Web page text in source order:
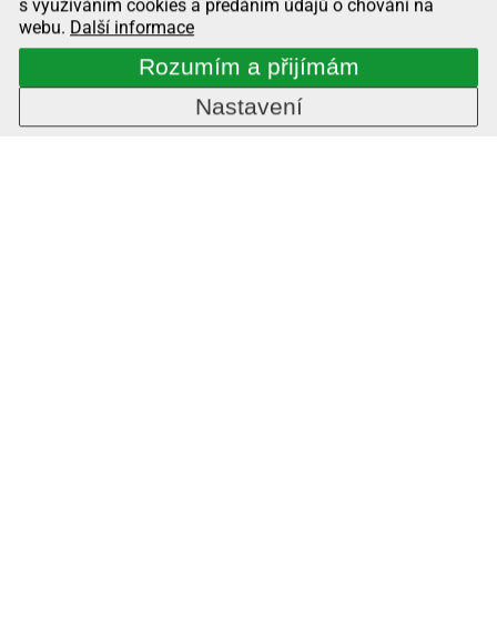
s využíváním cookies a předáním údajů o chování na
webu. Další informace
Rozumím a přijímám
Nastavení